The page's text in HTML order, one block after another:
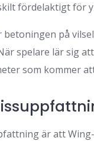
fördelaktigt för
betoningen på
spelare lär sig
som kommer
är att